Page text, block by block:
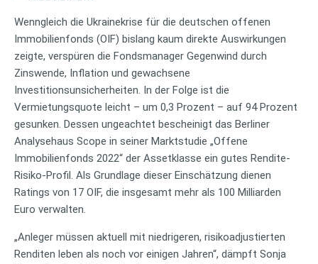
Wenngleich die Ukrainekrise für die deutschen offenen
Immobilienfonds (OIF) bislang kaum direkte Auswirkungen
zeigte, verspüren die Fondsmanager Gegenwind durch
Zinswende, Inflation und gewachsene
Investitionsunsicherheiten. In der Folge ist die
Vermietungsquote leicht – um 0,3 Prozent – auf 94 Prozent
gesunken. Dessen ungeachtet bescheinigt das Berliner
Analysehaus Scope in seiner Marktstudie „Offene
Immobilienfonds 2022“ der Assetklasse ein gutes Rendite-
Risiko-Profil. Als Grundlage dieser Einschätzung dienen
Ratings von 17 OIF, die insgesamt mehr als 100 Milliarden
Euro verwalten.
„Anleger müssen aktuell mit niedrigeren, risikoadjustierten
Renditen leben als noch vor einigen Jahren“, dämpft Sonja